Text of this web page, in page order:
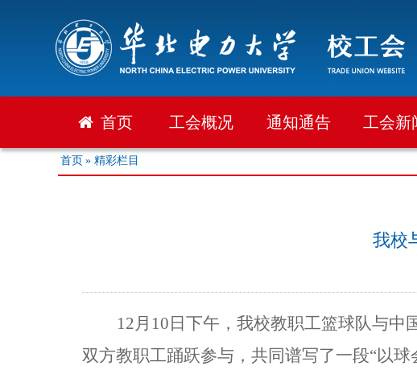
首页 工会概况 通知通告 工会新
首页 » 精彩栏目
我校
12月10日下午，我校教职工篮球队与中
双方教职工踊跃参与，共同谱写了一段“以